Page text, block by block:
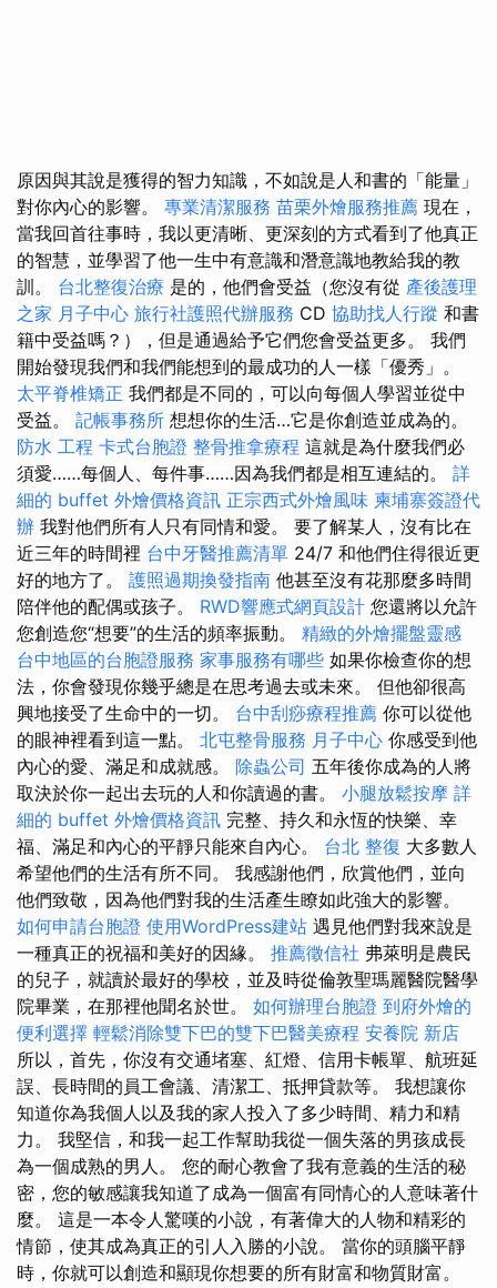
原因與其說是獲得的智力知識，不如說是人和書的「能量」
對你內心的影響。 專業清潔服務 苗栗外燴服務推薦 現在，
當我回首往事時，我以更清晰、更深刻的方式看到了他真正
的智慧，並學習了他一生中有意識和潛意識地教給我的教
訓。 台北整復治療 是的，他們會受益（您沒有從 產後護理
之家 月子中心 旅行社護照代辦服務 CD 協助找人行蹤 和書
籍中受益嗎？），但是通過給予它們您會受益更多。 我們
開始發現我們和我們能想到的最成功的人一樣「優秀」。
太平脊椎矯正 我們都是不同的，可以向每個人學習並從中
受益。 記帳事務所 想想你的生活…它是你創造並成為的。
防水 工程 卡式台胞證 整骨推拿療程 這就是為什麼我們必
須愛……每個人、每件事……因為我們都是相互連結的。 詳
細的 buffet 外燴價格資訊 正宗西式外燴風味 柬埔寨簽證代
辦 我對他們所有人只有同情和愛。 要了解某人，沒有比在
近三年的時間裡 台中牙醫推薦清單 24/7 和他們住得很近更
好的地方了。 護照過期換發指南 他甚至沒有花那麼多時間
陪伴他的配偶或孩子。 RWD響應式網頁設計 您還將以允許
您創造您“想要”的生活的頻率振動。 精緻的外燴擺盤靈感
台中地區的台胞證服務 家事服務有哪些 如果你檢查你的想
法，你會發現你幾乎總是在思考過去或未來。 但他卻很高
興地接受了生命中的一切。 台中刮痧療程推薦 你可以從他
的眼神裡看到這一點。 北屯整骨服務 月子中心 你感受到他
內心的愛、滿足和成就感。 除蟲公司 五年後你成為的人將
取決於你一起出去玩的人和你讀過的書。 小腿放鬆按摩 詳
細的 buffet 外燴價格資訊 完整、持久和永恆的快樂、幸
福、滿足和內心的平靜只能來自內心。 台北 整復 大多數人
希望他們的生活有所不同。 我感謝他們，欣賞他們，並向
他們致敬，因為他們對我的生活產生瞭如此強大的影響。
如何申請台胞證 使用WordPress建站 遇見他們對我來說是
一種真正的祝福和美好的因緣。 推薦徵信社 弗萊明是農民
的兒子，就讀於最好的學校，並及時從倫敦聖瑪麗醫院醫學
院畢業，在那裡他聞名於世。 如何辦理台胞證 到府外燴的
便利選擇 輕鬆消除雙下巴的雙下巴醫美療程 安養院 新店
所以，首先，你沒有交通堵塞、紅燈、信用卡帳單、航班延
誤、長時間的員工會議、清潔工、抵押貸款等。 我想讓你
知道你為我個人以及我的家人投入了多少時間、精力和精
力。 我堅信，和我一起工作幫助我從一個失落的男孩成長
為一個成熟的男人。 您的耐心教會了我有意義的生活的秘
密，您的敏感讓我知道了成為一個富有同情心的人意味著什
麼。 這是一本令人驚嘆的小說，有著偉大的人物和精彩的
情節，使其成為真正的引人入勝的小說。 當你的頭腦平靜
時，你就可以創造和顯現你想要的所有財富和物質財富。